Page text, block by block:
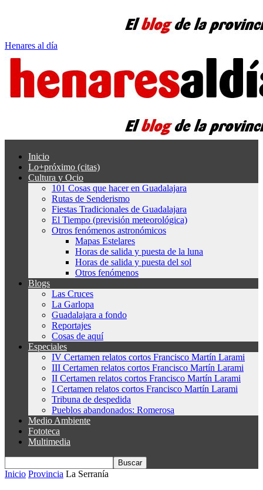
Henares al día
Inicio
Lo+próximo (citas)
Cultura y Ocio
101 Cosas que hacer en Guadalajara
Rutas de Senderismo
Fiestas Tradicionales de Guadalajara
El Tiempo (previsión meteorológica)
Otros fenómenos astronómicos
Mapas Estelares
Horas de salida y puesta de la luna
Horas de salida y puesta del sol
Otros fenómenos
Blogs
Las Cruces
La Garlopa
Guadalajara a fondo
Reportajes
Cosas de aquí
Especiales
IV Certamen relatos cortos Francisco Martín Larami
III Certamen relatos cortos Francisco Martín Larami
II Certamen relatos cortos Francisco Martín Larami
I Certamen relatos cortos Francisco Martín Larami
Tribuna de despedida
Pueblos abandonados: Romerosa
Medio Ambiente
Fototeca
Multimedia
Inicio Provincia La Serranía